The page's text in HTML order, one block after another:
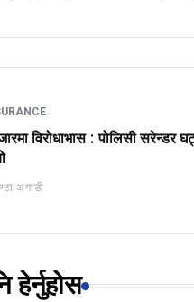
विरोधाभास : पोलिसी सरेन्डर
अगाडी
हेर्नुहोस